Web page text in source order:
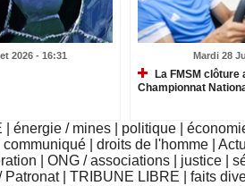
2026 - 16:31 Mardi 28
La FMSM clôture
Championnat
énergie / mines politique
|communiqué |droits de l'homme |
ONG / associations justice
Patronat TRIBUNE LIBRE
faits